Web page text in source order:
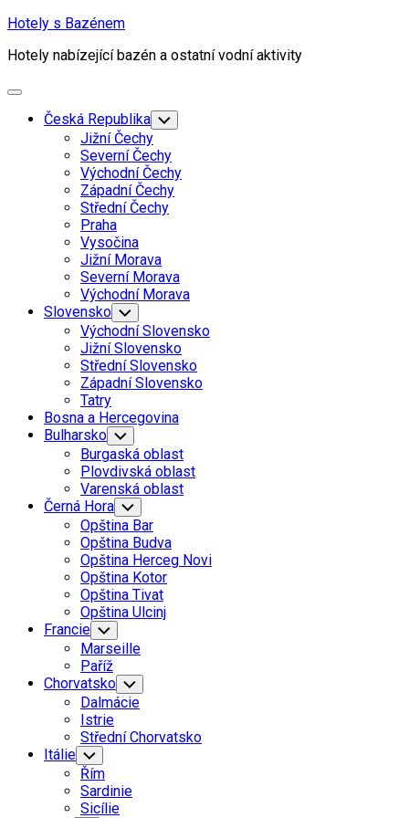
Skip
content
Hotely s Bazénem
Hotely nabízející bazén a ostatní vodní aktivity
Expand
Česká Republika Toggle
Child
Menu
Jižní Čechy
Severní Čechy
Východní Čechy
Západní Čechy
Střední Čechy
Praha
Vysočina
Jižní Morava
Severní Morava
Východní Morava
Slovensko Toggle
Child
Menu
Východní Slovensko
Jižní Slovensko
Střední Slovensko
Západní Slovensko
Tatry
Bosna a Hercegovina
Bulharsko Toggle
Child
Menu
Burgaská oblast
Plovdivská oblast
Varenská oblast
Černá Hora Toggle
Child
Menu
Opština Bar
Opština Budva
Opština Herceg Novi
Opština Kotor
Opština Tivat
Opština Ulcinj
Francie Toggle
Child
Menu
Marseille
Paříž
Chorvatsko Toggle
Child
Menu
Dalmácie
Istrie
Střední Chorvatsko
Itálie Toggle
Child
Menu
Řím
Sardinie
Sicílie